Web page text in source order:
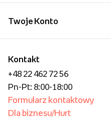
Kontakt
+48 22 462 72 56
Pn-Pt: 8:00-18:00
Formularz kontaktowy
Dla biznesu/Hurt
Twoje Konto